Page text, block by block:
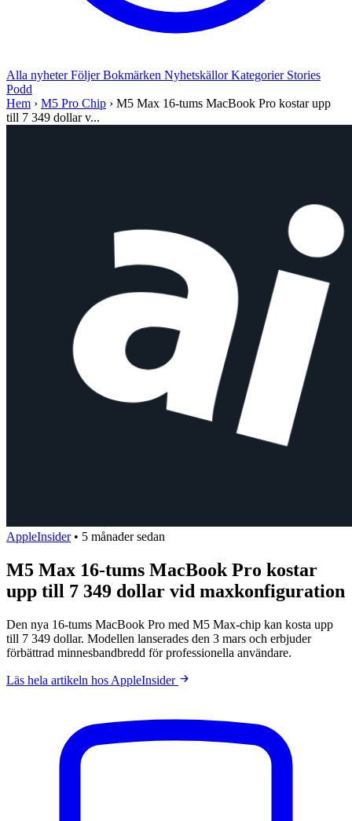
Alla nyheterFöljerBokmärken NyhetskällorKategorier Stories
Podd
Hem › M5 Pro Chip › M5 Max 16-tums MacBook Pro kostar upp
till 7 349 dollar v...
AppleInsider • 5 månader sedan
M5 Max 16-tums MacBook Pro kostar
upp till 7 349 dollar vid maxkonfiguration
Den nya 16-tums MacBook Pro med M5 Max-chip kan kosta upp
till 7 349 dollar. Modellen lanserades den 3 mars och erbjuder
förbättrad minnesbandbredd för professionella användare.
Läs hela artikeln hos AppleInsider